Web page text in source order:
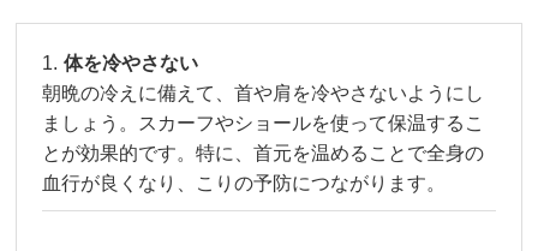
体を冷やさない
朝晩の冷えに備えて、首や肩を冷やさないようにし
ましょう。スカーフやショールを使って保温するこ
とが効果的です。特に、首元を温めることで全身の
血行が良くなり、こりの予防につながります。